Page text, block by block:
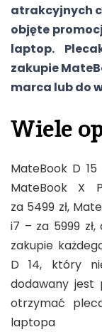
atrakcyjnych
objęte
laptop.
zakupie
marca lub do
Wiele
MateBook D
MateBook X
za 5499 zł,
i7 – za 5999 zł,
zakupie
D 14, który
dodawany jest
otrzymać